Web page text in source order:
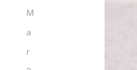
M
a
r